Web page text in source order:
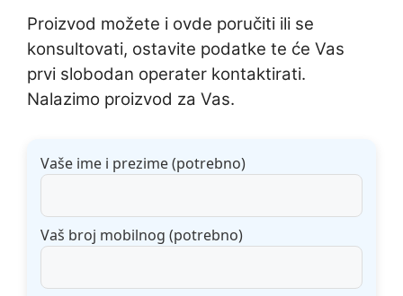
Proizvod možete i ovde poručiti ili se
konsultovati, ostavite podatke te će Vas
prvi slobodan operater kontaktirati.
Nalazimo proizvod za Vas.
Vaše ime i prezime (potrebno)
Vaš broj mobilnog (potrebno)